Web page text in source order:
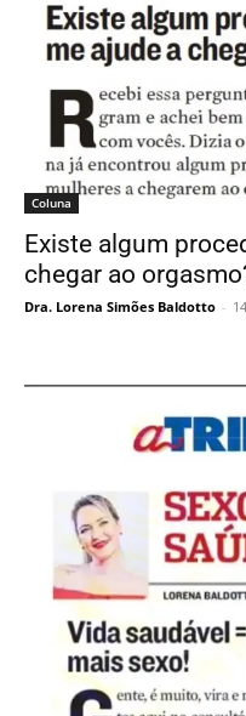
Coluna
Existe algum
chegar ao
Dra. Lorena Simões Baldotto -